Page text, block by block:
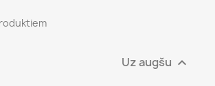
Uz augšu 